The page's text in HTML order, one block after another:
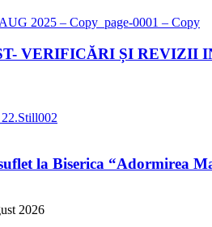
VERIFICĂRI ȘI
la Biserica “Adormirea
2026